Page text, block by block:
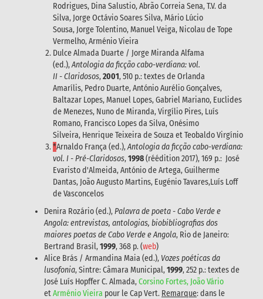
Rodrigues, Dina Salustio, Abrão Correia Sena, T.V. da
Silva, Jorge Octávio Soares Silva, Mário Lúcio
Sousa, Jorge Tolentino, Manuel Veiga, Nicolau de Tope
Vermelho, Arménio Vieira
Dulce Almada Duarte / Jorge Miranda Alfama
(ed.),Antologia da ficção cabo-verdiana: vol.
II - Claridosos,2001, 510 p.: textes de Orlanda
Amarílis, Pedro Duarte, António Aurélio Gonçalves,
Baltazar Lopes, Manuel Lopes, Gabriel Mariano, Euclides
de Menezes, Nuno de Miranda, Virgílio Pires, Luís
Romano, Francisco Lopes da Silva, Onésimo
Silveira, Henrique Teixeira de Souza et Teobaldo Virgínio
*Arnaldo França (ed.),Antologia da ficção cabo-verdiana:
vol. I - Pré-Claridosos,1998(réédition 2017), 169 p.: José
Evaristo d'Almeida, António de Artega, Guilherme
Dantas, João Augusto Martins, Eugénio Tavares,Luís Loff
de Vasconcelos
Denira Rozário (ed.),Palavra de poeta - Cabo Verde e
Angola: entrevistas, antologias, biobibliografias dos
maiores poetas de Cabo Verde e Angola, Rio de Janeiro:
Bertrand Brasil,1999, 368 p. (web)
Alice Brás / Armandina Maia (ed.), Vozes poéticas da
lusofonia, Sintre: Câmara Municipal,1999, 252 p.: textes de
José Luís Hopffer C. Almada,Corsino Fortes, João Vário
etArménio Vieira pour le Cap Vert. Remarque: dans le